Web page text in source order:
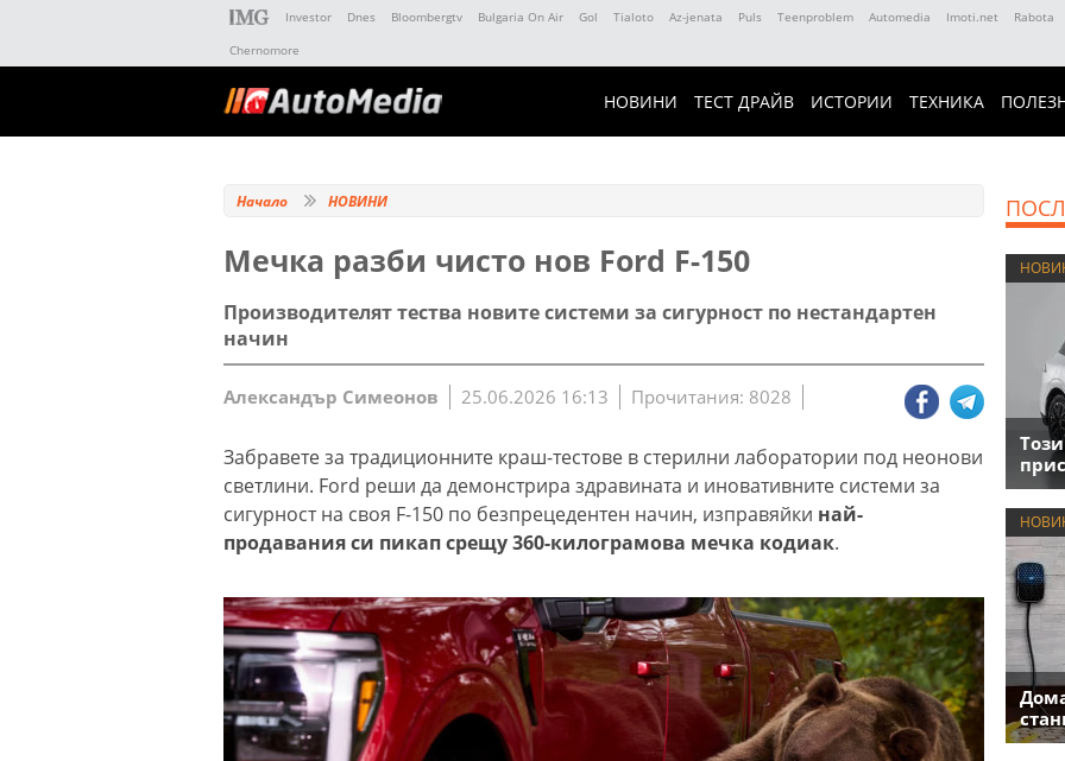
Investor Dnes Bloombergtv Bulgaria On Air Gol Tialoto Az-jenata Puls Teenproblem Automedia Imoti.net Rabota
Chernomore
НОВИНИ ТЕСТ ДРАЙВ ИСТОРИИ ТЕХНИКА
Начало НОВИНИ
Мечка разби чисто нов Ford F-150
Производителят тества новите системи за сигурност по нестандартен
начин
Александър Симеонов 25.06.2026 16:13 Прочитания: 8028
Забравете за традиционните краш-тестове в стерилни лаборатории под неонови
светлини. Ford реши да демонстрира здравината и иновативните системи за
сигурност на своя F-150 по безпрецедентен начин, изправяйки най-
продавания си пикап срещу 360-килограмова мечка кодиак.